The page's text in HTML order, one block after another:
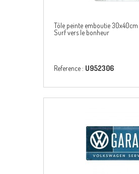
Tôle peinte emboutie
Surf vers le bonheur
Reference : U952306